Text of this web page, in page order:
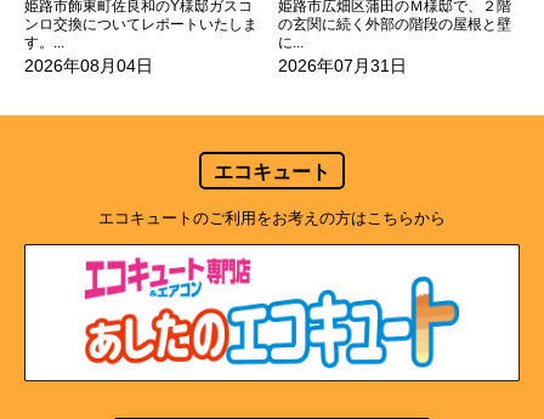
姫路市飾東町佐良和のY様邸ガスコ
ンロ交換についてレポートいたしま
す。...
2026年08月04日
姫路市広畑区蒲田のＭ様邸で、２階
の玄関に続く外部の階段の屋根と壁
に...
2026年07月31日
エコキュート
エコキュートのご利用をお考えの方はこちらから